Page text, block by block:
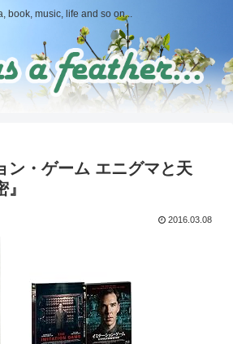
book, music, life and so on...
ン・ゲーム エニグマと天
2016.03.08